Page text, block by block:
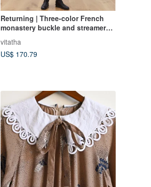
Returning | Three-color French
monastery buckle and streamer
silhouette
vitatha
US$ 170.79